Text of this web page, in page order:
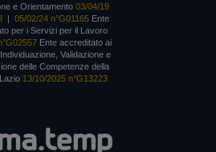
e Orientamento 03/04/19
| 05/02/24 n°G01165 Ente
per i Servizi per il Lavoro
Ente accreditato ai
Validazione e
delle Competenze della
13/10/2025 n°G13223